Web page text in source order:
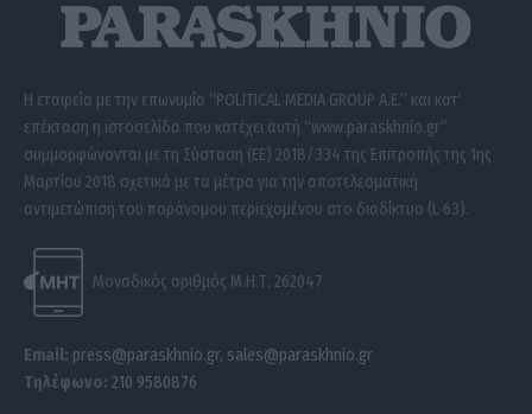
Η εταιρεία με την επωνυμία “POLITICAL MEDIA GROUP A.E.” και κατ’
επέκταση η ιστοσελίδα που κατέχει αυτή “www.paraskhnio.gr”
συμμορφώνονται με τη Σύσταση (ΕΕ) 2018/334 της Επιτροπής της 1ης
Μαρτίου 2018 σχετικά με τα μέτρα για την αποτελεσματική
αντιμετώπιση του παράνομου περιεχομένου στο διαδίκτυο (L 63).
Μοναδικός αριθμός Μ.Η.Τ. 262047
Email: press@paraskhnio.gr, sales@paraskhnio.gr
Τηλέφωνο: 210 9580876